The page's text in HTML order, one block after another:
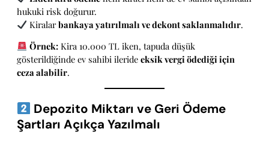
hukuki risk doğurur.
Kiralarbankaya yatırılmalı ve dekont saklanmalıdır.
Örnek:Kira 10.000 TL iken, tapuda düşük
gösterildiğinde ev sahibi ileride eksik vergi ödediği için
ceza alabilir.
Depozito Miktarı ve Geri Ödeme
Şartları Açıkça Yazılmalı